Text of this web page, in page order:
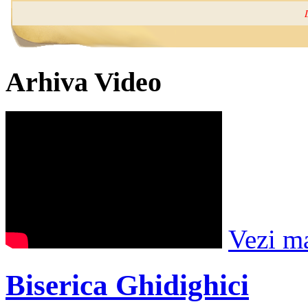
Arhiva Video
Vezi
Biserica Ghidighici